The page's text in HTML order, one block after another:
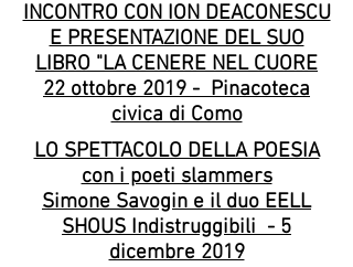
INCONTRO CON ION DEACONESCU
E PRESENTAZIONE DEL SUO
LIBRO "LA CENERE NEL CUORE
22 ottobre 2019 - Pinacoteca
civica di Como
LO SPETTACOLO DELLA POESIA
con i poeti slammers
Simone Savogin e il duo EELL
SHOUS Indistruggibili - 5
dicembre 2019